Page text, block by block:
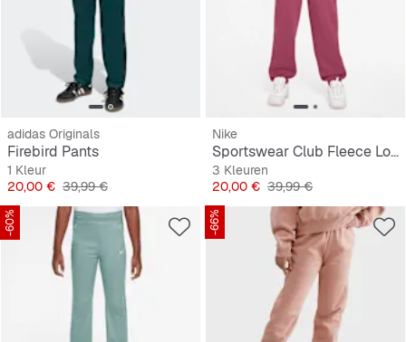
adidas Originals
Firebird Pants
1 Kleur
Prijs
20,00 € Originele Prijs
39,99 €
Nike
Sportswear Club Fleece Loose Pant
3 Kleuren
Prijs
20,00 € Originele Prijs
39,99 €
-60% -66%